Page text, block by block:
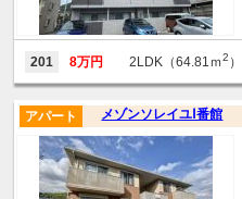
201 8万円 2LDK（64.81ｍ2 ）
メゾンソレイユⅠ番館
アパート